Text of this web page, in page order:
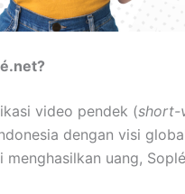
video pendek (short-
dengan visi
menghasilkan uang,